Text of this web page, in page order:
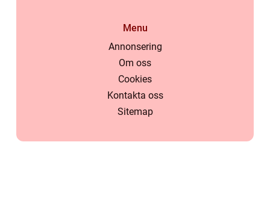
Menu
Annonsering
Om oss
Cookies
Kontakta oss
Sitemap